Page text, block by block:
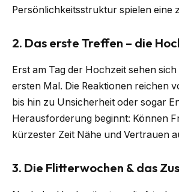
Persönlichkeitsstruktur spielen eine
2. Das erste Treffen – die
Erst am Tag der Hochzeit sehen
ersten Mal. Die Reaktionen reichen
bis hin zu Unsicherheit oder sogar
Herausforderung beginnt: Können
kürzester Zeit Nähe und Vertrauen
3. Die Flitterwochen & das